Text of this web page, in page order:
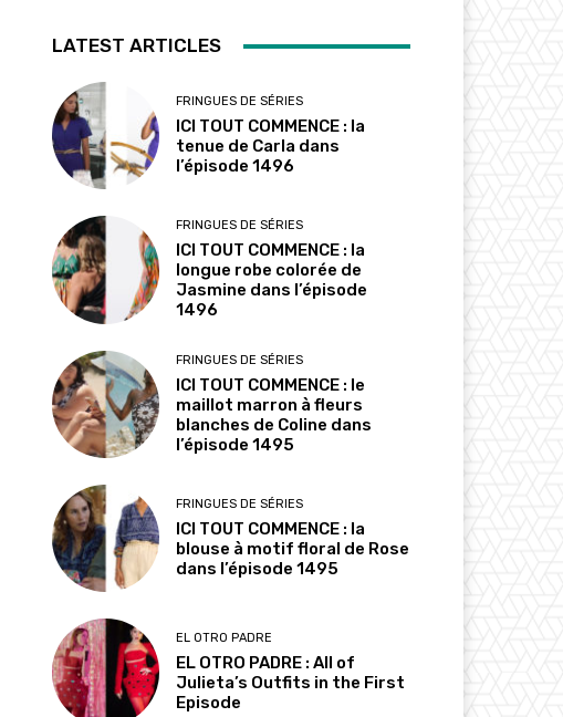
LATEST ARTICLES
FRINGUES DE SÉRIES
ICI TOUT COMMENCE : la
tenue de Carla dans
l’épisode 1496
FRINGUES DE SÉRIES
ICI TOUT COMMENCE : la
longue robe colorée de
Jasmine dans l’épisode
1496
FRINGUES DE SÉRIES
ICI TOUT COMMENCE : le
maillot marron à fleurs
blanches de Coline dans
l’épisode 1495
FRINGUES DE SÉRIES
ICI TOUT COMMENCE : la
blouse à motif floral de Rose
dans l’épisode 1495
EL OTRO PADRE
EL OTRO PADRE : All of
Julieta’s Outfits in the First
Episode